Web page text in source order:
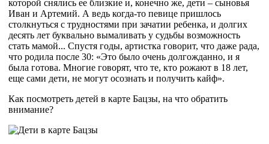
которой снялись ее близкие и, конечно же, дети – сыновья
Иван и Артемий. А ведь когда-то певице пришлось
столкнуться с трудностями при зачатии ребенка, и долгих
десять лет буквально вымаливать у судьбы возможность
стать мамой... Спустя годы, артистка говорит, что даже рада,
что родила после 30: «Это было очень долгожданно, и я
была готова. Многие говорят, что те, кто рожают в 18 лет,
еще сами дети, не могут осознать и получить кайф».
Как посмотреть детей в карте Бацзы, на что обратить
внимание?